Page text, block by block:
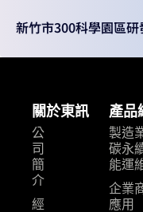
新竹市300科學園區
關於東訊
公
司
簡
介
經
產品
製造
碳永
能運
企業
應用